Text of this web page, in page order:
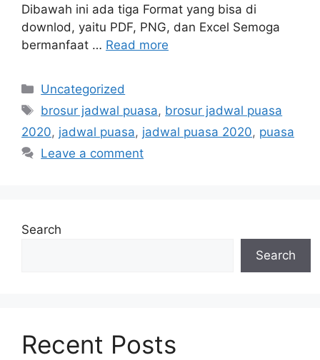
Dibawah ini ada tiga Format yang bisa di
downlod, yaitu PDF, PNG, dan Excel Semoga
bermanfaat … Read more
Categories
Uncategorized
Tags
brosur jadwal puasa, brosur jadwal puasa
2020, jadwal puasa, jadwal puasa 2020, puasa
Leave a comment
Search
Search
Recent Posts